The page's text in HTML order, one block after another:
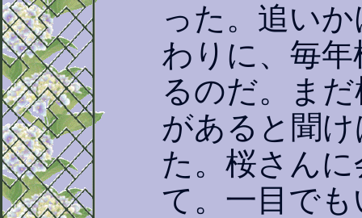
った。追い
わりに、毎
るのだ。ま
があると聞
た。桜さん
て。一目で